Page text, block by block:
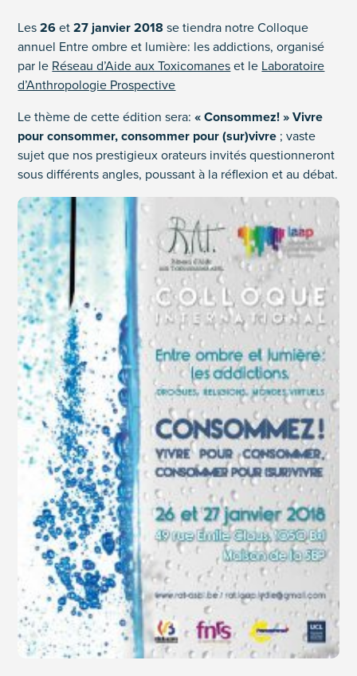
Les26et27 janvier 2018 se tiendra notre Colloque
annuel Entre ombre et lumière: les addictions, organisé
par le Réseau d’Aide aux Toxicomaneset le Laboratoire
d’Anthropologie Prospective
Le thème de cette édition sera:« Consommez! » Vivre
pour consommer, consommer pour (sur)vivre ; vaste
sujet que nos prestigieux orateurs invités questionneront
sous différents angles, poussant à la réflexion et au débat.